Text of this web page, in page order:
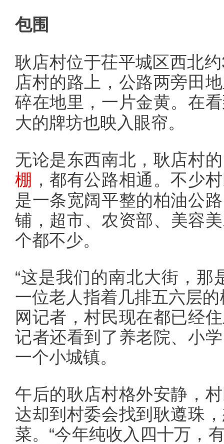
包围
耿店村位于茌平城区西北
店村的路上，公路两旁田
碎在地里，一片金黄。在
大的牌坊也映入眼帘。
无论是东西南北，耿店村
棚 ，都有公路相通。不少
是一条宽阔平整的柏油公
铺，超市、农资部、美容
个都不少。
“这是我们的南北大街，那
一位老人指着几排五六层
网记者，村民现在都已经
记者还看到了养老院、小
一个小城镇。
午后的耿店村格外安静，
达却到村委会找到耿遵珠
菜。“今年纯收入四十万，